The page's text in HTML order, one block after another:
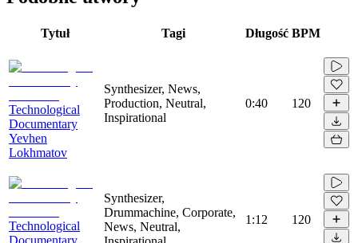
Tytuł Tagi Długość BPM
Technological
Documentary
Yevhen
Lokhmatov
Synthesizer, News,
Production, Neutral,
Inspirational
0:40 120
Technological
Documentary
Synthesizer,
Drummachine, Corporate,
News, Neutral,
1:12 120